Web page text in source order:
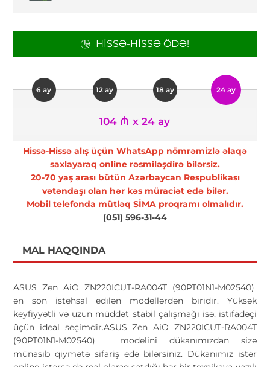
HISSƏ-HISSƏ ÖDƏ!
6 ay 12 ay 18 ay 24 ay
104 ₼ x 24 ay
Hissə-Hissə alış üçün WhatsApp nömrəmizlə əlaqə
saxlayaraq online rəsmiləşdirə bilərsiz.
20-70 yaş arası bütün Azərbaycan Respublikası
vətəndaşı olan hər kəs müraciət edə bilər.
Mobil telefonda mütləq SİMA proqramı olmalıdır.
(051) 596-31-44
MAL HAQQINDA
ASUS Zen AiO ZN220ICUT-RA004T (90PT01N1-M02540)
ən son istehsal edilən modellərdən biridir. Yüksək
keyfiyyətli və uzun müddət stabil çalışmağı isə, istifadəçi
üçün ideal seçimdir.ASUS Zen AiO ZN220ICUT-RA004T
(90PT01N1-M02540) modelini dükanımızdan sizə
münasib qiymətə sifariş edə bilərsiniz. Dükanımız istər